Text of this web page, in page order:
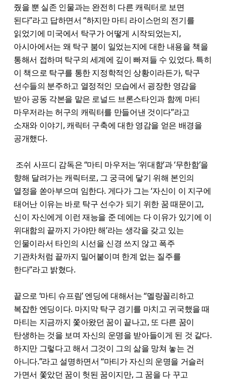
줬을 뿐 실존 인물과는 완전히 다른 캐릭터로 보면
된다”라고 답하면서 “하지만 마티 라이스먼의 전기를
읽었기에 미국에서 탁구가 어떻게 시작되었는지,
아시아에서는 왜 탁구 붐이 일었는지에 대한 내용을 책을
통해서 접하며 탁구의 세계에 깊이 빠져들 수 있었다. 특히
이 책으로 탁구를 통한 지정학적인 상황이라든가, 탁구
선수들의 분주하고 열정적인 모습에서 굉장한 영감을
받아 공동 각본을 맡은 로널드 브론스타인과 함께 마티
마우저라는 허구의 캐릭터를 만들어낸 것이다”라고
소재와 이야기, 캐릭터 구축에 대한 영감을 얻은 배경을
공개했다.
조쉬 사프디 감독은 “마티 마우저는 ‘위대함’과 ‘무한함’을
향해 달려가는 캐릭터로, 그 궁극에 닿기 위해 본인의
열정을 쏟아부으며 임한다. 게다가 그는 ‘자신이 이 지구에
태어난 이유는 바로 탁구 선수가 되기 위한 꿈 때문이고,
신이 자신에게 이런 재능을 준 데에는 다 이유가 있기에 이
위대함의 끝까지 가야만 해’라는 생각을 갖고 있는
인물이라서 타인의 시선을 신경 쓰지 않고 폭주
기관차처럼 끝까지 밀어붙이며 한계 없는 질주를
한다”라고 밝혔다.
끝으로 ‘마티 슈프림’ 엔딩에 대해서는 “멜랑꼴리하고
복잡한 엔딩이다. 마지막 탁구 경기를 마치고 귀국했을 때
마티는 지금까지 쫓아왔던 꿈이 끝나고, 또 다른 꿈이
탄생하는 것을 보며 자신의 운명을 받아들이게 된 것 같다.
하지만 그렇다고 해서 그것이 그의 삶을 망쳐 놓는 건
아니다.”라고 설명하면서 “마티가 자신의 운명을 거슬러
가면서 쫓았던 꿈이 헛된 꿈이지만, 그 꿈을 다 꾸고